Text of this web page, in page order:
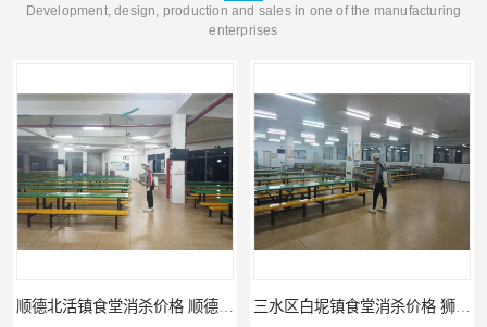
Development, design, production and sales in one of the manufacturing
enterprises